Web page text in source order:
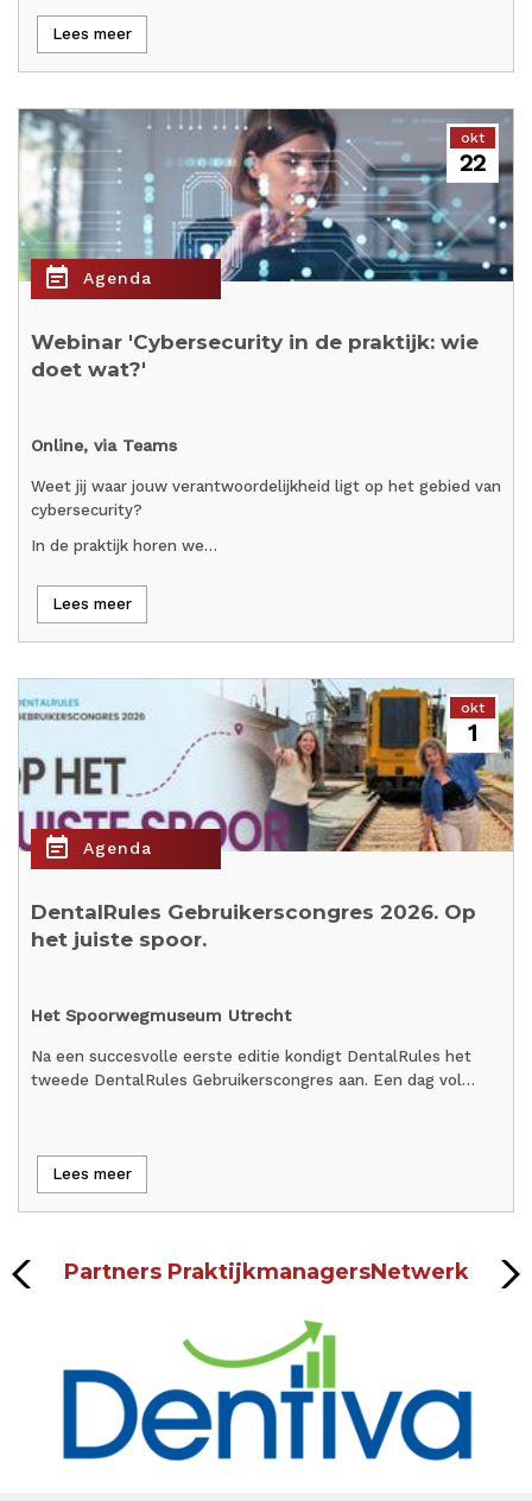
Lees meer
okt
22
event_note Agenda
Webinar 'Cybersecurity in de praktijk: wie
doet wat?'
Online, via Teams
Weet jij waar jouw verantwoordelijkheid ligt op het gebied van
cybersecurity?
In de praktijk horen we…
Lees meer
okt
1
event_note Agenda
DentalRules Gebruikerscongres 2026. Op
het juiste spoor.
Het Spoorwegmuseum Utrecht
Na een succesvolle eerste editie kondigt DentalRules het
tweede DentalRules Gebruikerscongres aan. Een dag vol…
Lees meer
Partners PraktijkmanagersNetwerk